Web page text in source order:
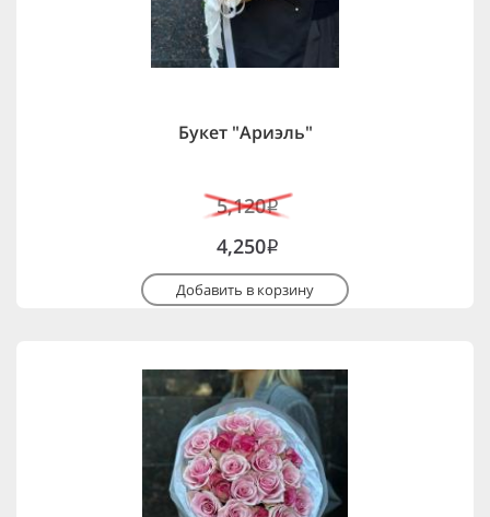
Букет "Ариэль"
5,120i
4,250i
Добавить в корзину